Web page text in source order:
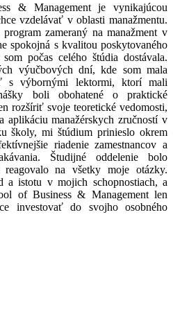
& Management je vynikajúcou
vzdelávať v oblasti manažmentu.
zameraný na manažment v
spokojná s kvalitou poskytovaného
počas celého štúdia dostávala.
výučbových dní, kde som mala
s výbornými lektormi, ktorí mali
boli obohatené o praktické
rozšíriť svoje teoretické vedomosti,
manažérskych zručností v
školy, mi štúdium prinieslo okrem
riadenie zamestnancov a
Študijné oddelenie bolo
na všetky moje otázky.
istotu v mojich schopnostiach, a
of Business & Management len
investovať do svojho osobného